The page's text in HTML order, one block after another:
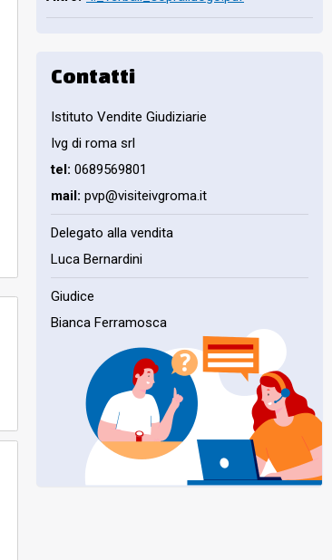
Contatti
Istituto Vendite Giudiziarie
Ivg di roma srl
tel: 0689569801
mail: pvp@visiteivgroma.it
Delegato alla vendita
Luca Bernardini
Giudice
Bianca Ferramosca